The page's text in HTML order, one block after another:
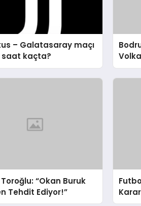
– Galatasaray maçı
saat kaçta?
“Okan Buruk
Tehdit Ediyor!”